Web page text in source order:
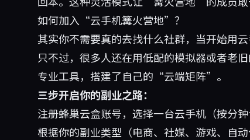
如何加入“云手机篝火营地”？
其实你不需要真的去找什么社群，当开始用
只不过，很多人还在用低配的模拟器或者老
专业工具，搭建了自己的“云端矩阵”。
三步开启你的副业之路：
注册蜂巢云盒账号，选择一台云手机（按分
根据你的副业类型（电商、社媒、游戏、自